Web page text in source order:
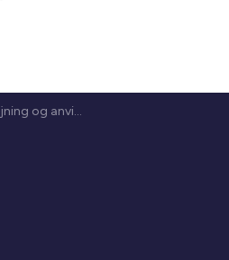
Udlejning og anvisning